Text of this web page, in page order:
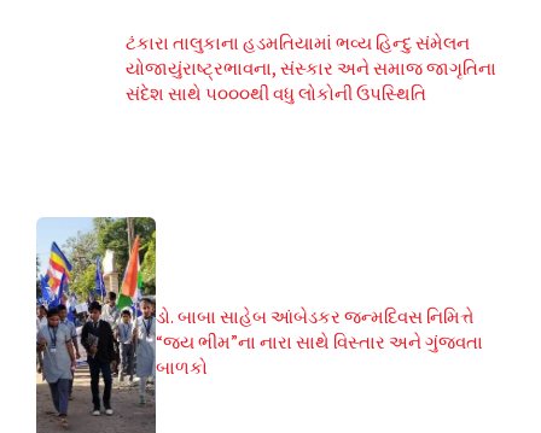
ટંકારા તાલુકાના હડમતિયામાં ભવ્ય હિન્દુ સંમેલન
યોજાયુંરાષ્ટ્રભાવના, સંસ્કાર અને સમાજ જાગૃતિના
સંદેશ સાથે ૫૦૦૦થી વધુ લોકોની ઉપસ્થિતિ
ડો. બાબા સાહેબ આંબેડકર જન્મદિવસ નિમિત્તે
“જય ભીમ”ના નારા સાથે વિસ્તાર અને ગુંજવતા
બાળકો